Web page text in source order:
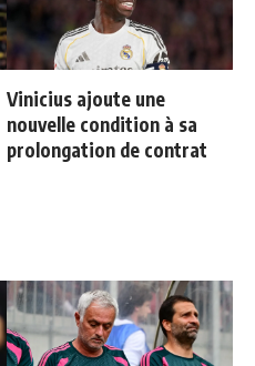
Vinicius ajoute une
nouvelle condition à sa
prolongation de contrat